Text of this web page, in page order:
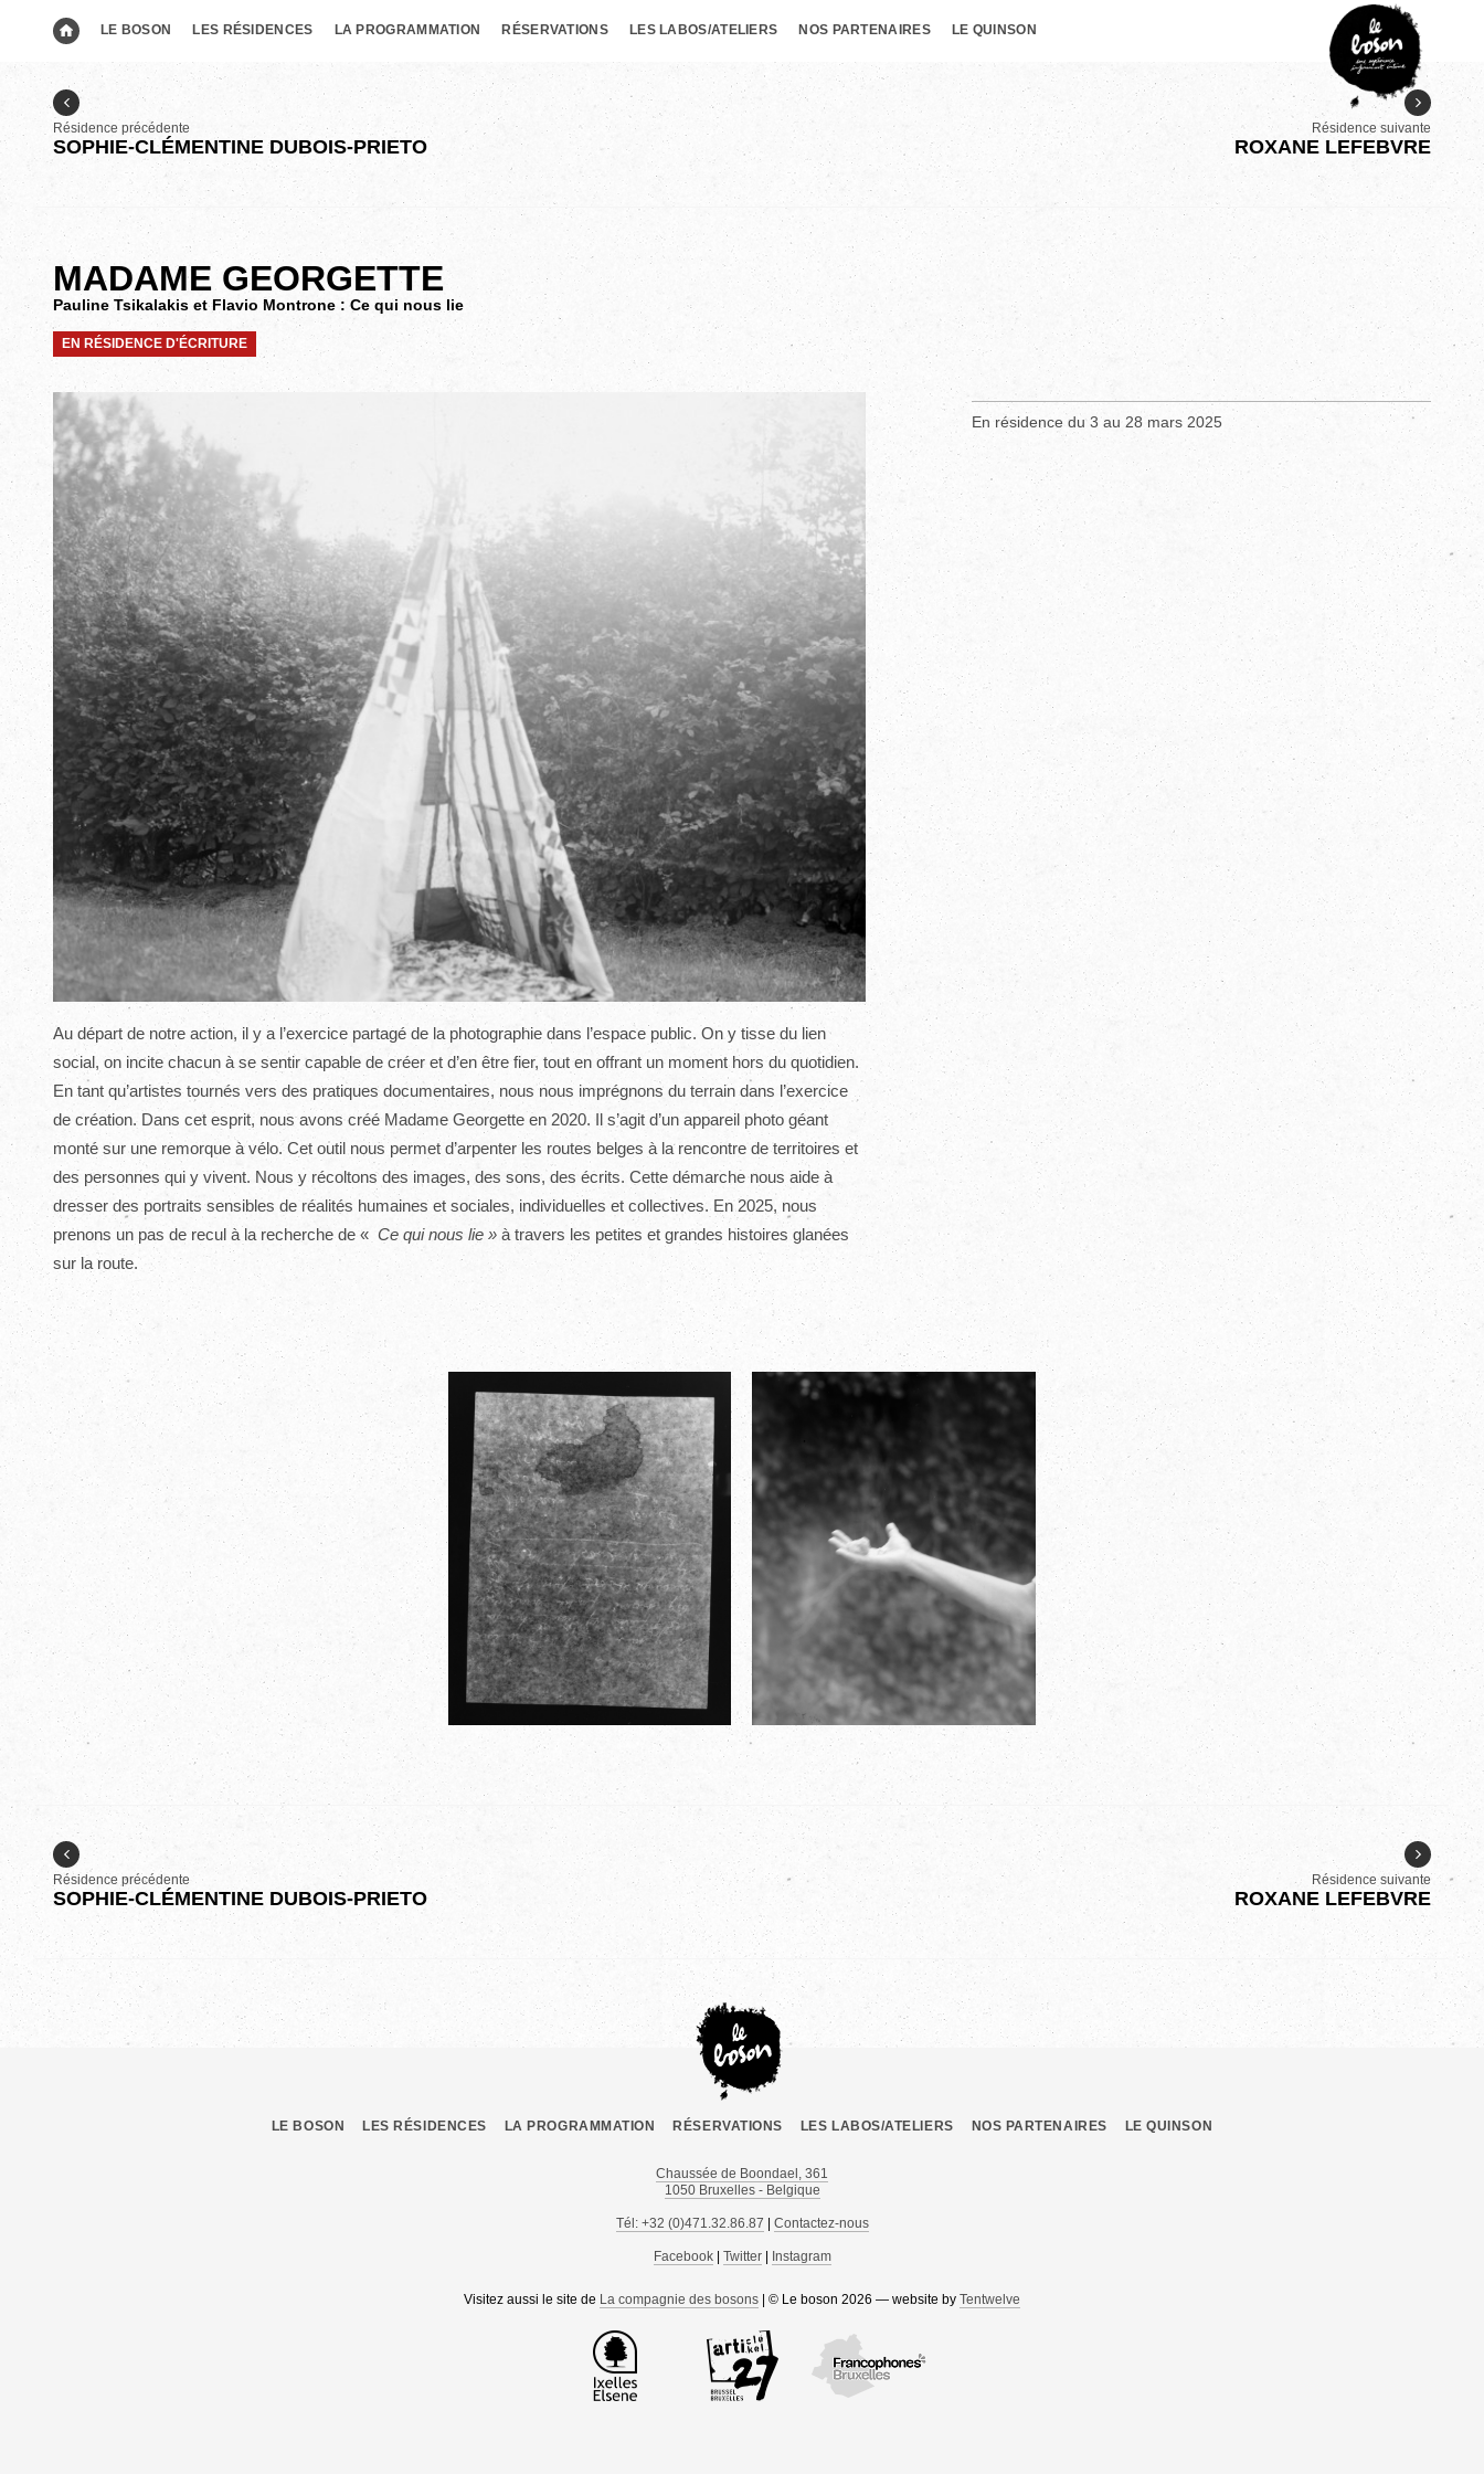
LE BOSON LES RÉSIDENCES LA PROGRAMMATION RÉSERVATIONS LES LABOS/ATELIERS NOS PARTENAIRES LE QUINSON
Résidence précédente
SOPHIE-CLÉMENTINE DUBOIS-PRIETO
Résidence suivante
ROXANE LEFEBVRE
MADAME GEORGETTE
Pauline Tsikalakis et Flavio Montrone : Ce qui nous lie
EN RÉSIDENCE D'ÉCRITURE
Au départ de notre action, il y a l’exercice partagé de la photographie dans l’espace public. On y tisse du lien
social, on incite chacun à se sentir capable de créer et d’en être fier, tout en offrant un moment hors du quotidien.
En tant qu’artistes tournés vers des pratiques documentaires, nous nous imprégnons du terrain dans l’exercice
de création. Dans cet esprit, nous avons créé Madame Georgette en 2020. Il s’agit d’un appareil photo géant
monté sur une remorque à vélo. Cet outil nous permet d’arpenter les routes belges à la rencontre de territoires et
des personnes qui y vivent. Nous y récoltons des images, des sons, des écrits. Cette démarche nous aide à
dresser des portraits sensibles de réalités humaines et sociales, individuelles et collectives. En 2025, nous
prenons un pas de recul à la recherche de « Ce qui nous lie » à travers les petites et grandes histoires glanées
sur la route.
En résidence du 3 au 28 mars 2025
Résidence précédente
SOPHIE-CLÉMENTINE DUBOIS-PRIETO
Résidence suivante
ROXANE LEFEBVRE
LE BOSON LES RÉSIDENCES LA PROGRAMMATION RÉSERVATIONS LES LABOS/ATELIERS NOS PARTENAIRES LE QUINSON
Chaussée de Boondael, 361
1050 Bruxelles - Belgique
Tél: +32 (0)471.32.86.87 Contactez-nous
Facebook| Twitter| Instagram
Visitez aussi le site de La compagnie des bosons | © Le boson 2026 — website by Tentwelve